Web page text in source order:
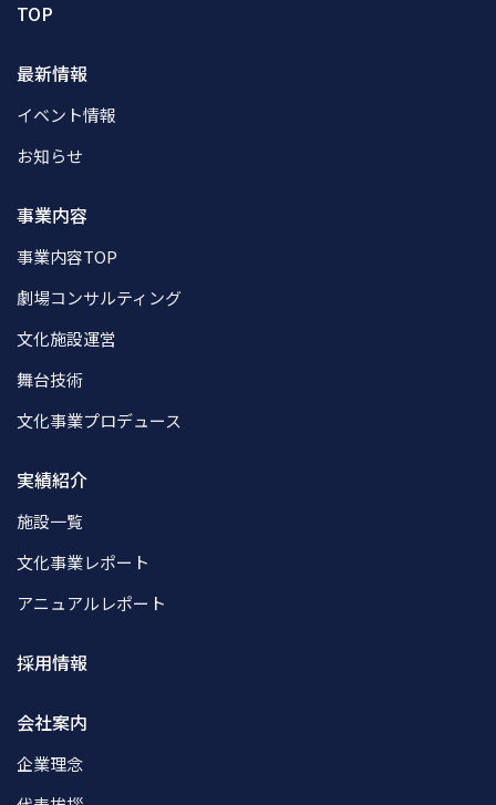
TOP
最新情報
イベント情報
お知らせ
事業内容
事業内容TOP
劇場コンサルティング
文化施設運営
舞台技術
文化事業プロデュース
実績紹介
施設一覧
文化事業レポート
アニュアルレポート
採用情報
会社案内
企業理念